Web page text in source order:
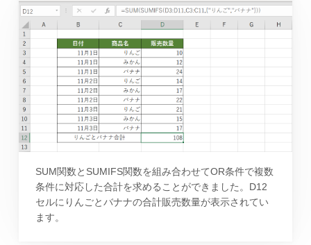
SUM関数とSUMIFS関数を組み合わせてOR条件で複数
条件に対応した合計を求めることができました。D12
セルにりんごとバナナの合計販売数量が表示されてい
ます。